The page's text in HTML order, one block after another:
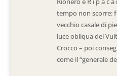
tempo non scorre:
vecchio casale di
luce obliqua del
Crocco – poi
come il “generale